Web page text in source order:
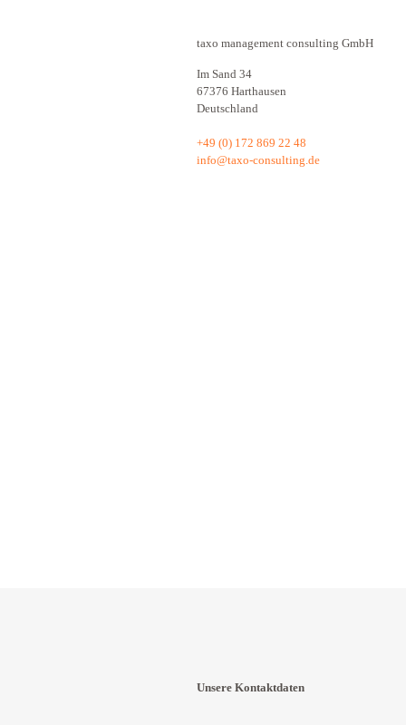
taxo management consulting GmbH
Im Sand 34
67376 Harthausen
Deutschland
+49 (0) 172 869 22 48
info@taxo-consulting.de
Unsere Kontaktdaten